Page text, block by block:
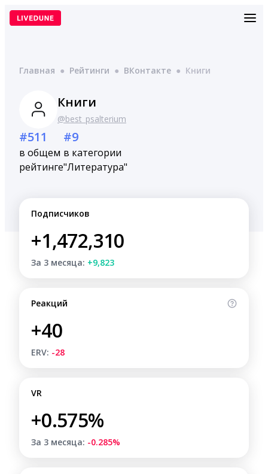
Перейти
Главная ● Рейтинги ● ВКонтакте ● Книги
Книги
@best_psalterium
#511
в общем
рейтинге
#9
в категории
"Литература"
Подписчиков
+1,472,310
За 3 месяца: +9,823
Реакций
+40
ERV: -28
VR
+0.575%
За 3 месяца: -0.285%